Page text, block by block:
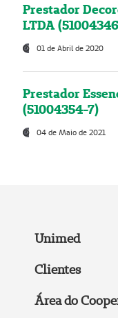
Prestador
LTDA
01 de Abril de 2020
Prestador
(51004354-7)
04 de Maio de 2021
Unimed
Clientes
Área do